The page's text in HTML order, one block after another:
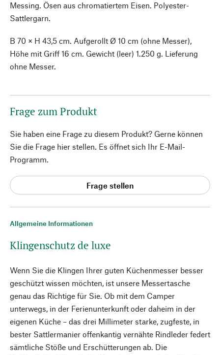
Allgemeine Informationen
Klingenschutz de luxe
Wenn Sie die Klingen Ihrer guten Küchenmesser besser
geschützt wissen möchten, ist unsere Messertasche
genau das Richtige für Sie. Ob mit dem Camper
unterwegs, in der Ferienunterkunft oder daheim in der
eigenen Küche – das drei Millimeter starke, zugfeste, in
bester Sattlermanier offenkantig vernähte Rindleder federt
sämtliche Stöße und Erschütterungen ab. Die
Messing. Ösen aus chromatiertem Eisen. Polyester-
Sattlergarn.
B 70 × H 43,5 cm. Aufgerollt Ø 10 cm (ohne Messer),
Höhe mit Griff 16 cm. Gewicht (leer) 1.250 g. Lieferung
ohne Messer.
Frage zum Produkt
Sie haben eine Frage zu diesem Produkt? Gerne können
Sie die Frage hier stellen. Es öffnet sich Ihr E-Mail-
Programm.
Frage stellen